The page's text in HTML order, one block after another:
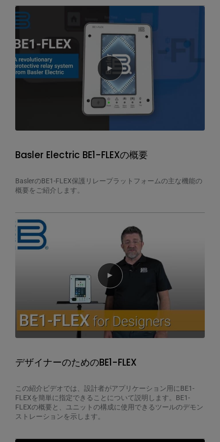
Play video
Basler Electric BE1-FLEXの概要
BaslerのBE1-FLEX保護リレープラットフォームの主な機能の
概要をご紹介します。
Play video
デザイナーのためのBE1-FLEX
この紹介ビデオでは、設計者がアプリケーション用にBE1-
FLEXを簡単に指定できることについて説明します。BE1-
FLEXの概要と、ユニットの構成に使用できるツールのデモン
ストレーションを示します。